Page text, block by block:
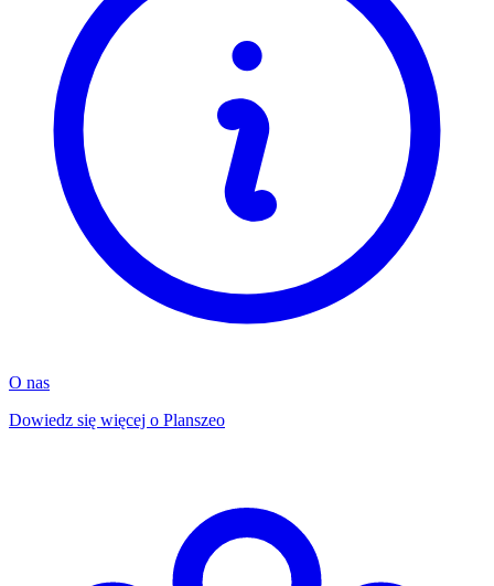
O nas
Dowiedz się więcej o Planszeo